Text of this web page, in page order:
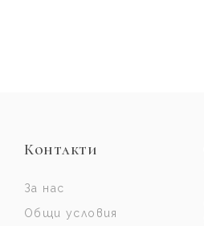
Контакти
За нас
Общи условия